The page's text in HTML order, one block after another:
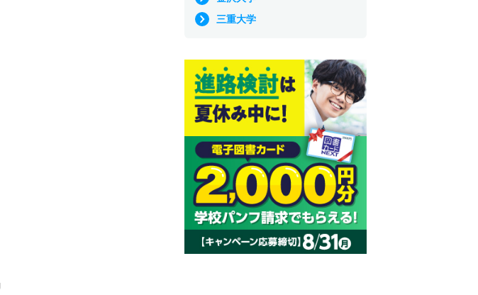
三重大学